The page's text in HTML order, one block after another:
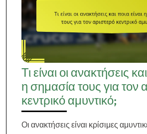
Τι είναι οι ανακτήσεις
η σημασία τους για τον
κεντρικό αμυντικό;
Οι ανακτήσεις είναι κρίσιμες